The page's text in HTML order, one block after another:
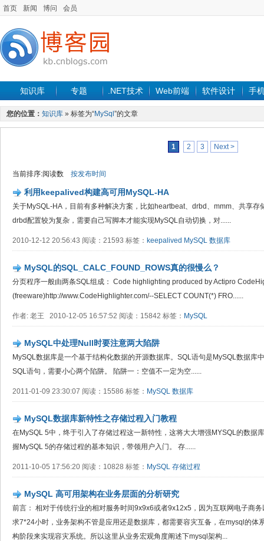
首页 新闻 博问 会员
知识库 专题 .NET技术 Web前端 软件设计 手
您的位置： 知识库 » 标签为“MySql ”的文章
1 2 3 Next >
当前排序:阅读数 按发布时间
利用keepalived构建高可用MySQL-HA
关于MySQL-HA，目前有多种解决方案，比如heartbeat、drbd、mmm、共享
drbd配置较为复杂，需要自己写脚本才能实现MySQL自动切换，对......
2010-12-12 20:56:43 阅读：21593 标签： keepalived MySQL 数据库
MySQL的SQL_CALC_FOUND_ROWS真的很慢么？
分页程序一般由两条SQL组成： Code highlighting produced by Actipro
(freeware)http://www.CodeHighlighter.com/--SELECT COUNT(*) FRO......
作者: 老王 2010-12-05 16:57:52 阅读：15842 标签： MySQL
MySQL中处理Null时要注意两大陷阱
MySQL数据库是一个基于结构化数据的开源数据库。SQL语句是MySQL数据库
SQL语句，需要小心两个陷阱。 陷阱一：空值不一定为空......
2011-01-09 23:30:07 阅读：15586 标签： MySQL 数据库
MySQL数据库新特性之存储过程入门教程
在MySQL 5中，终于引入了存储过程这一新特性，这将大大增强MYSQL的数据
握MySQL 5的存储过程的基本知识，带领用户入门。 存......
2011-10-05 17:56:20 阅读：10828 标签： MySQL 存储过程
MySQL 高可用架构在业务层面的分析研究
前言： 相对于传统行业的相对服务时间9x9x6或者9x12x5，因为互联网电子商
求7*24小时，业务架构不管是应用还是数据库，都需要容灾互备，在mysql的体
构阶段来实现容灾系统。所以这里从业务宏观角度阐述下mysql架构...